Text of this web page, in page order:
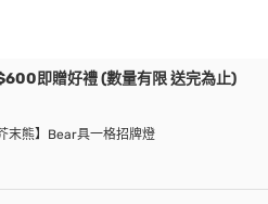
即贈好禮 (數量有限 送完為止)
末熊】Bear具一格招牌燈